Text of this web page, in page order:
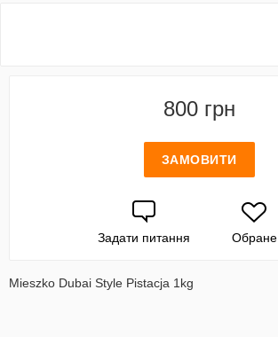
800 грн
ЗАМОВИТИ
Задати питання Обране
Mieszko Dubai Style Pistacja 1kg